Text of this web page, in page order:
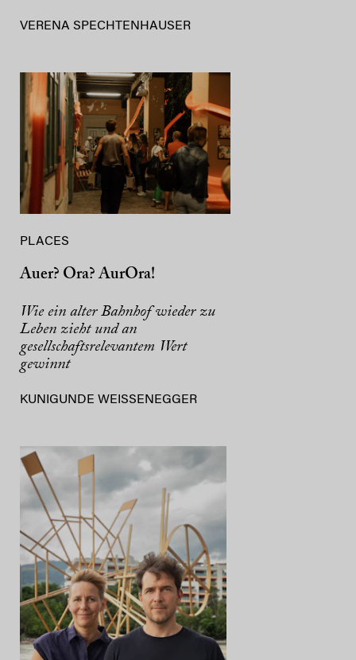
VERENA SPECHTENHAUSER
PLACES
Auer? Ora? AurOra!
Wie ein alter Bahnhof wieder zu
Leben zieht und an
gesellschaftsrelevantem Wert
gewinnt
KUNIGUNDE WEISSENEGGER